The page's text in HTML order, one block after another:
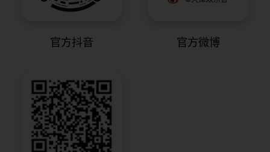
官方抖音 官方微博